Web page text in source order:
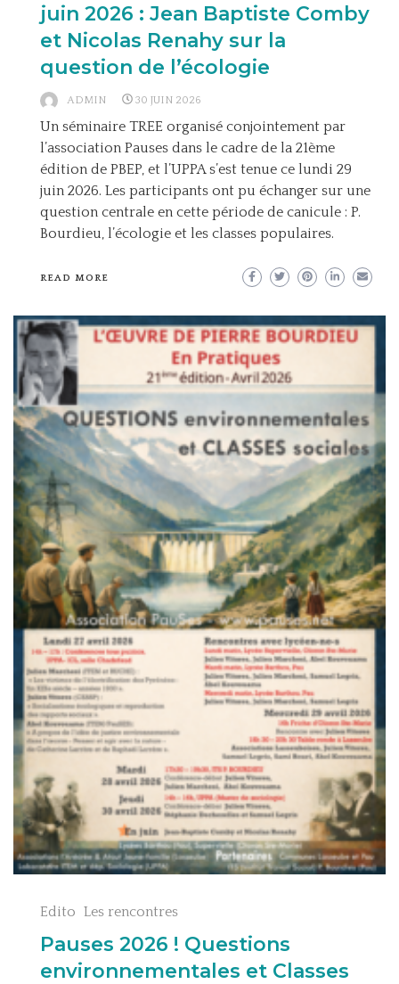
juin 2026 : Jean Baptiste Comby
et Nicolas Renahy sur la
question de l’écologie
ADMIN 30 JUIN 2026
Un séminaire TREE organisé conjointement par
l’association Pauses dans le cadre de la 21ème
édition de PBEP, et l’UPPA s’est tenue ce lundi 29
juin 2026. Les participants ont pu échanger sur une
question centrale en cette période de canicule : P.
Bourdieu, l’écologie et les classes populaires.
READ MORE
Edito Les rencontres
Pauses 2026 ! Questions
environnementales et Classes